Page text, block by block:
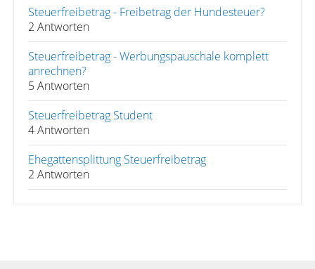
Steuerfreibetrag - Freibetrag der Hundesteuer?
2 Antworten
Steuerfreibetrag - Werbungspauschale komplett
anrechnen?
5 Antworten
Steuerfreibetrag Student
4 Antworten
Ehegattensplittung Steuerfreibetrag
2 Antworten